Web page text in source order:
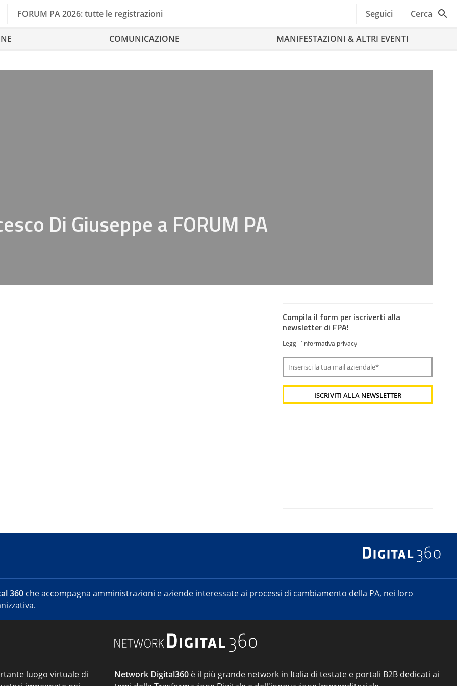
FORUM PA 2026: tutte le registrazioni Seguici Cerca
COMUNICAZIONE MANIFESTAZIONI & ALTRI EVENTI
Di Giuseppe a FORUM PA
Compila il form per iscriverti alla
newsletter di FPA!
Leggi l'informativa privacy
360 che accompagna amministrazioni e aziende interessate ai processi di cambiamento della PA, nei loro
luogo virtuale di
Network Digital360 è il più grande network in Italia di testate e portali B2B dedicati ai